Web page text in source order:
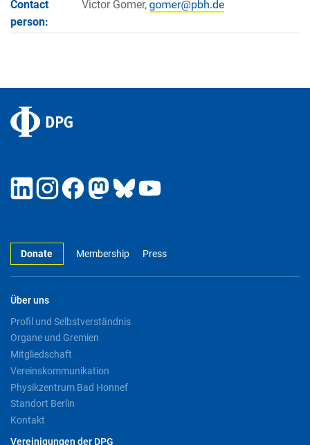
Contact
person:
Victor Gomer,
Donate Membership Press
Über uns
Profil und Selbstverständnis
Organe und Gremien
Mitgliedschaft
Vereinskommunikation
Physikzentrum Bad Honnef
Standort Berlin
Kontakt
Vereinigungen der DPG